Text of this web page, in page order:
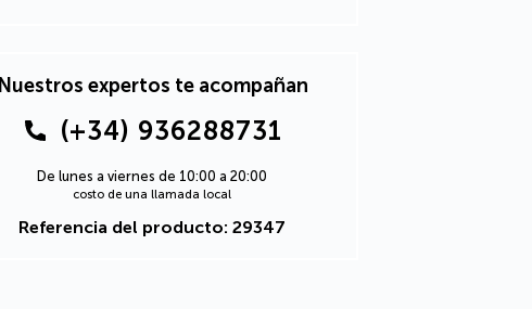
Nuestros expertos te acompañan
(+34) 936288731
De lunes a viernes de 10:00 a 20:00
costo de una llamada local
Referencia del producto: 29347